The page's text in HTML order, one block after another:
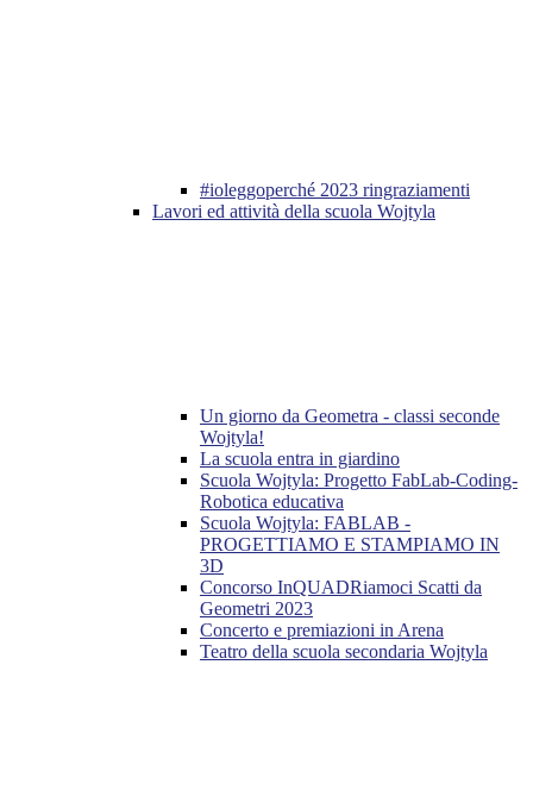
#ioleggoperché 2023 ringraziamenti
Lavori ed attività della scuola Wojtyla
Un giorno da Geometra - classi seconde
Wojtyla!
La scuola entra in giardino
Scuola Wojtyla: Progetto FabLab-Coding-
Robotica educativa
Scuola Wojtyla: FABLAB -
PROGETTIAMO E STAMPIAMO IN
3D
Concorso InQUADRiamoci Scatti da
Geometri 2023
Concerto e premiazioni in Arena
Teatro della scuola secondaria Wojtyla